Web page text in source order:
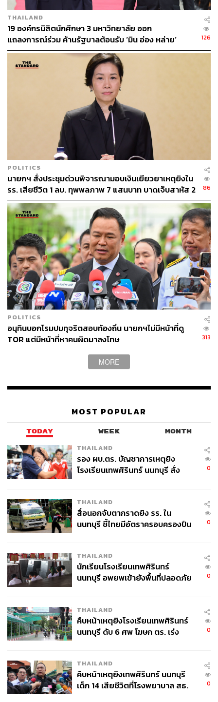
THAILAND
19 องค์กรนิสิตนักศึกษา 3 มหาวิทยาลัย ออก
แถลงการณ์ร่วม ค้านรัฐบาลต้อนรับ ‘มิน อ่อง หล่าย’
126
POLITICS
นายกฯ สั่งประชุมด่วนพิจารณามอบเงินเยียวยาเหตุยิงใน
รร. เสียชีวิต 1 ลบ. ทุพพลภาพ 7 แสนบาท บาดเจ็บสาหัส 2
แสนบาท บาดเจ็บเล็กน้อย 1 แสนบาท
86
POLITICS
อนุทินบอกโรมปมทุจริตสอบท้องถิ่น นายกฯไม่มีหน้าที่ดู
TOR แต่มีหน้าที่หาคนผิดมาลงโทษ
313
MORE
MOST POPULAR
TODAY WEEK MONTH
THAILAND
รอง ผบ.ตร. บัญชาการเหตุยิง
โรงเรียนเทพศิรินทร์ นนทบุรี สั่ง
0
THAILAND
สื่อนอกจับตากราดยิง รร. ใน
นนทบุรี ชี้ไทยมีอัตราครอบครองปืน
0
THAILAND
นักเรียนโรงเรียนเทพศิรินทร์
นนทบุรี อพยพเข้ายังพื้นที่ปลอดภัย
0
THAILAND
คืบหน้าเหตุยิงโรงเรียนเทพศิรินทร์
นนทบุรี ดับ 6 ศพ โฆษก ตร. เร่ง
0
THAILAND
คืบหน้าเหตุยิงเทพศิรินทร์ นนทบุรี
เด็ก 14 เสียชีวิตที่โรงพยาบาล สธ.
0